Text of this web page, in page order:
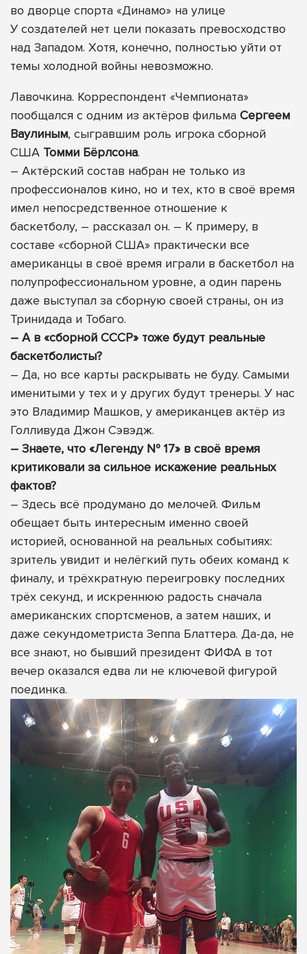
во дворце спорта «Динамо» на улице
У создателей нет цели показать превосходство
над Западом. Хотя, конечно, полностью уйти от
темы холодной войны невозможно.
Лавочкина. Корреспондент «Чемпионата»
пообщался с одним из актёров фильма Сергеем
Ваулиным, сыгравшим роль игрока сборной
США Томми Бёрлсона.
– Актёрский состав набран не только из
профессионалов кино, но и тех, кто в своё время
имел непосредственное отношение к
баскетболу, – рассказал он. – К примеру, в
составе «сборной США» практически все
американцы в своё время играли в баскетбол на
полупрофессиональном уровне, а один парень
даже выступал за сборную своей страны, он из
Тринидада и Тобаго.
– А в «сборной СССР» тоже будут реальные
баскетболисты?
– Да, но все карты раскрывать не буду. Самыми
именитыми у тех и у других будут тренеры. У нас
это Владимир Машков, у американцев актёр из
Голливуда Джон Сэвэдж.
– Знаете, что «Легенду № 17» в своё время
критиковали за сильное искажение реальных
фактов?
– Здесь всё продумано до мелочей. Фильм
обещает быть интересным именно своей
историей, основанной на реальных событиях:
зритель увидит и нелёгкий путь обеих команд к
финалу, и трёхкратную переигровку последних
трёх секунд, и искреннюю радость сначала
американских спортсменов, а затем наших, и
даже секундометриста Зеппа Блаттера. Да-да, не
все знают, но бывший президент ФИФА в тот
вечер оказался едва ли не ключевой фигурой
поединка.